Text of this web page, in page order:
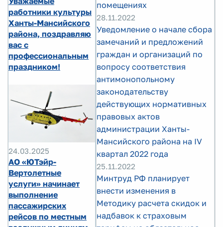
работники культуры
Ханты-Мансийского
района, поздравляю
вас с
профессиональным
праздником!
24.03.2025
АО «ЮТэйр-
Вертолетные
услуги» начинает
выполнение
пассажирских
рейсов по местным
помещениях
28.11.2022
Уведомление о начале сбора
замечаний и предложений
граждан и организаций по
вопросу соответствия
антимонопольному
законодательству
действующих нормативных
правовых актов
администрации Ханты-
Мансийского района на IV
квартал 2022 года
25.11.2022
Минтруд РФ планирует
внести изменения в
Методику расчета скидок и
надбавок к страховым